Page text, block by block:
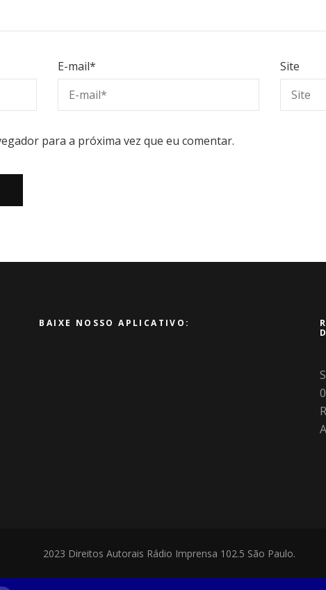
E-mail* Site
para a próxima vez que eu comentar.
BAIXE NOSSO APLICATIVO:
2023 Direitos Autorais Rádio Imprensa 102.5 São Paulo.